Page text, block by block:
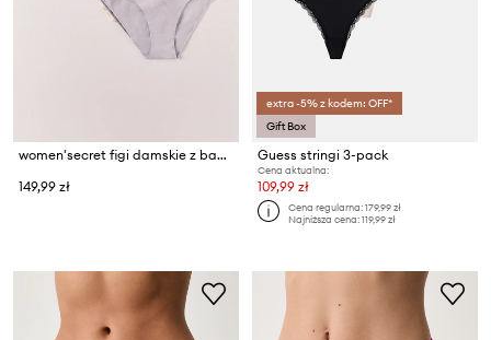
women'secret figi damskie z bawełną 7-pack
149,99 zł
extra -5% z kodem: OFF*
Gift Box
Guess stringi 3-pack
Cena aktualna:
109,99 zł
Cena regularna:179,99 zł
Najniższa cena:119,99 zł